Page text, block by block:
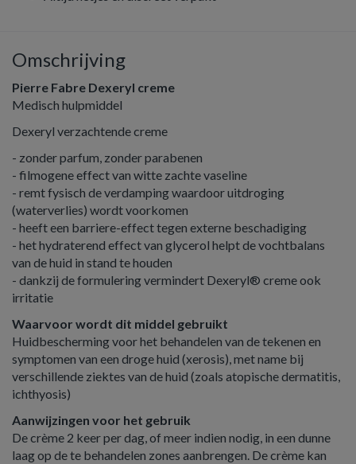
Omschrijving
Pierre Fabre Dexeryl creme
Medisch hulpmiddel
Dexeryl verzachtende creme
- zonder parfum, zonder parabenen
- filmogene effect van witte zachte vaseline
- remt fysisch de verdamping waardoor uitdroging
(waterverlies) wordt voorkomen
- heeft een barriere-effect tegen externe beschadiging
- het hydraterend effect van glycerol helpt de vochtbalans
van de huid in stand te houden
- dankzij de formulering vermindert Dexeryl® creme ook
irritatie
Waarvoor wordt dit middel gebruikt
Huidbescherming voor het behandelen van de tekenen en
symptomen van een droge huid (xerosis), met name bij
verschillende ziektes van de huid (zoals atopische dermatitis,
ichthyosis)
Aanwijzingen voor het gebruik
De crème 2 keer per dag, of meer indien nodig, in een dunne
laag op de te behandelen zones aanbrengen. De crème kan